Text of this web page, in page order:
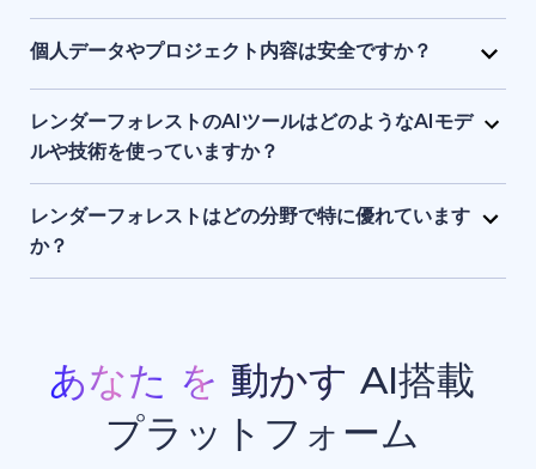
はい。Renderforestアプリは Android と iOS の両方
でダウンロードでき、またはブラウザでウエブ版を利
いるため、いつでもどこでも制作・編集が可能です。
個人データやプロジェクト内容は安全ですか？
もちろんです。Renderforestは安全なデータ暗号化と
クラウド保護基準を採用しており、個人情報とプロジ
ェクトを安全に守ります。ファイルはプライベートな
です。
レンダーフォレストのAIツールはどのようなAIモデ
ルや技術を使っていますか？
レンダーフォレストは、独自開発のAIエンジンに加
え、Sora 2、Google Veo 3.1、Kling 3.0 Omni、
Seedance 2.0、Pixverse V6、Nano Banana Pro、
性のある動画生成・画像生成・アニメーション制作・
ウエブサイト制作を実現しています。
レンダーフォレストはどの分野で特に優れています
か？
レンダーフォレストは、現在利用できる中でもトップ
などの豊富なテンプレートを備えており、クリエイタ
ー、ビジネスオーナー、マーケターが、スタジオ品質
のプロフェッショナルな動画コンテンツを手軽に制作
できる点で高く評価されています。
あなた を 動かす AI搭載
プラットフォーム